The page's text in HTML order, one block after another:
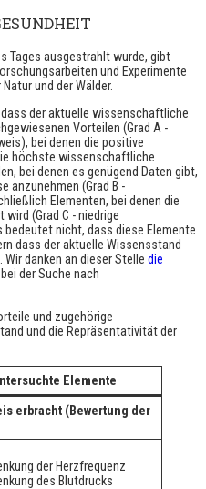
Tages ausgestrahlt wurde, gibt
und Experimente
und der Wälder.
der aktuelle wissenschaftliche
Vorteilen (Grad A -
bei denen die positive
höchste wissenschaftliche
bei denen es genügend Daten gibt,
anzunehmen (Grad B -
Elementen, bei denen die
(Grad C - niedrige
nicht, dass diese Elemente
dass der aktuelle Wissensstand
danken an dieser Stelle die
der Suche nach
und zugehörige
und die Repräsentativität der
Elemente
erbracht (Bewertung der
der Herzfrequenz
des Blutdrucks